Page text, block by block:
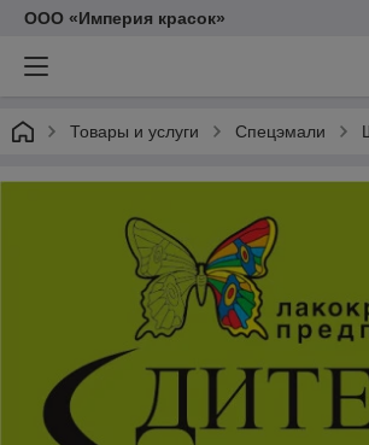
ООО «Империя красок»
Товары и услуги Спецэмали